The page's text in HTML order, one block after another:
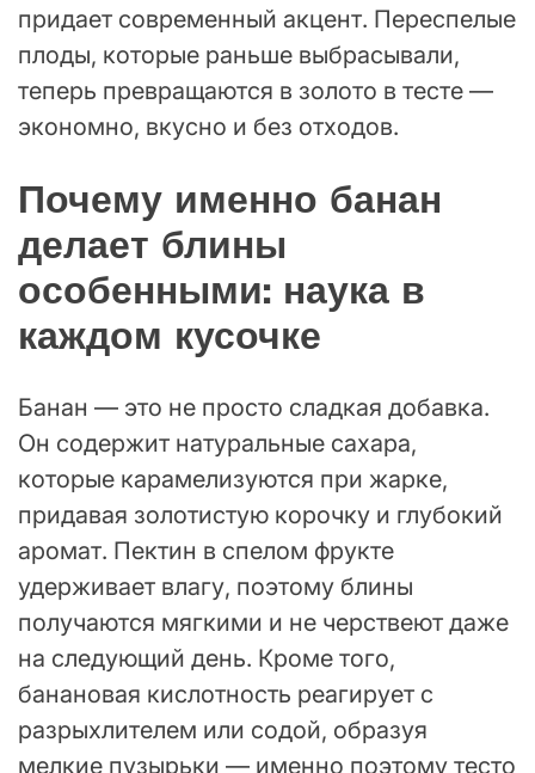
придает современный акцент. Переспелые
плоды, которые раньше выбрасывали,
теперь превращаются в золото в тесте —
экономно, вкусно и без отходов.
Почему именно банан
делает блины
особенными: наука в
каждом кусочке
Банан — это не просто сладкая добавка.
Он содержит натуральные сахара,
которые карамелизуются при жарке,
придавая золотистую корочку и глубокий
аромат. Пектин в спелом фрукте
удерживает влагу, поэтому блины
получаются мягкими и не черствеют даже
на следующий день. Кроме того,
банановая кислотность реагирует с
разрыхлителем или содой, образуя
мелкие пузырьки — именно поэтому тесто